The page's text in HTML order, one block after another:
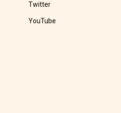
Twitter
YouTube